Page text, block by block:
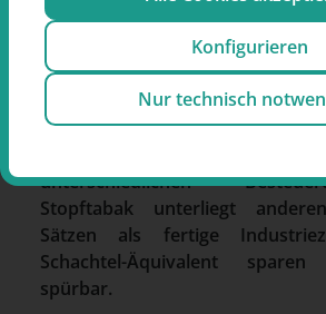
stopfen statt
Die Rechnung ist simpel:
Zigaretten mit Filterhülsen
legale Alternative zu
unterschiedlichen
Stopftabak unterliegt
Sätzen als fertige
Schachtel-Äquivalent
spürbar.
Konfigurieren
Nur technisch